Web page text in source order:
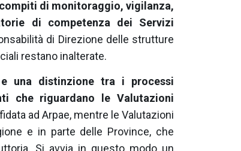
compiti di monitoraggio, vigilanza,
di competenza dei Servizi
di Direzione delle strutture
restano inalterate.
e una distinzione tra i processi
che riguardano le Valutazioni
ad Arpae, mentre le Valutazioni
e in parte delle Province, che
Si avvia in questo modo un